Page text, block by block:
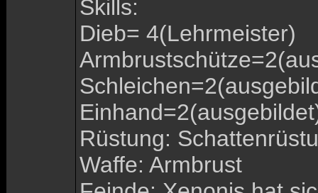
Skills:
Dieb= 4(Lehrmeister)
Rüstung:
Waffe: Armbrust